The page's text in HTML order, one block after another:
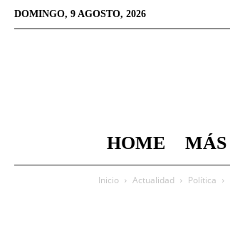
DOMINGO, 9 AGOSTO, 2026
HOME MÁS
Inicio Actualidad Política